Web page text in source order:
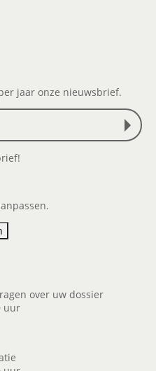
jaar onze nieuwsbrief.
over uw dossier
uur